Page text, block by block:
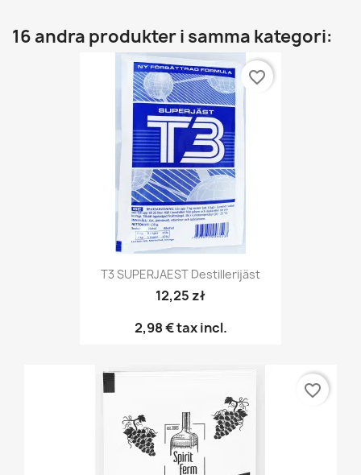
16 andra produkter i samma kategori:
T3 SUPERJAEST Destillerijäst
12,25 zł
2,98 €tax incl.
favorite_border
favorite_border